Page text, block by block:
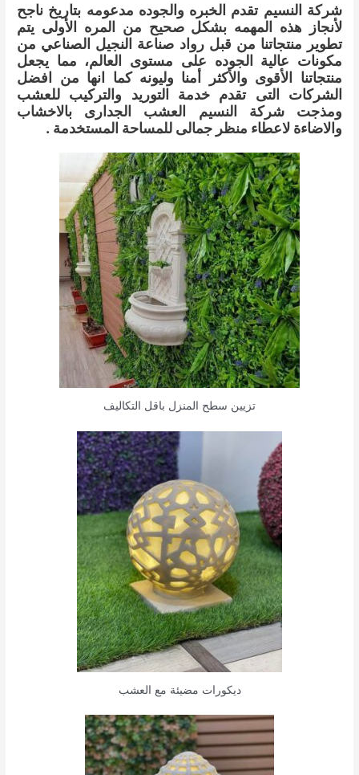
شركة النسيم تقدم الخبره والجوده مدعومه بتاريخ ناجح
لأنجاز هذه المهمه بشكل صحيح من المره الأولى يتم
تطوير منتجاتنا من قبل رواد صناعة النجيل الصناعي من
مكونات عالية الجوده على مستوى العالم، مما يجعل
منتجاتنا الأقوى والأكثر أمنا وليونه كما انها من افضل
الشركات التى تقدم خدمة التوريد والتركيب للعشب
ومذجت شركة النسيم العشب الجدارى بالاخشاب
والاضاءة لاعطاء منظر جمالى للمساحة المستخدمة .
تزيين سطح المنزل باقل التكاليف
ديكورات مضيئة مع العشب